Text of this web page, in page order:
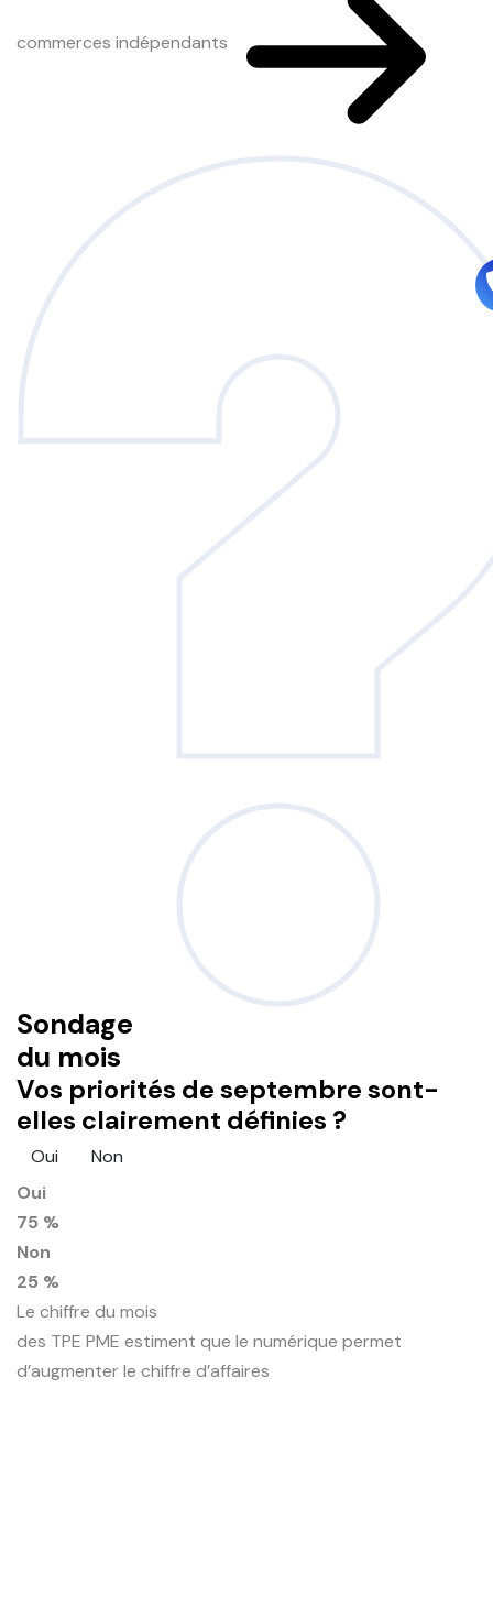
commerces indépendants
Sondage
du mois
Vos priorités de septembre sont-
elles clairement définies ?
Oui
Non
Oui
75 %
Non
25 %
Le chiffre du mois
des TPE PME estiment que le numérique permet
d’augmenter le chiffre d’affaires